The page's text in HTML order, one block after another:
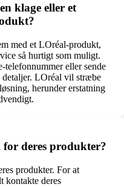
klage eller et
med et LOréal-produkt,
så hurtigt som muligt.
telefonnummer eller sende
LOréal vil stræbe
herunder erstatning
deres produkter?
produkter. For at
kontakte deres